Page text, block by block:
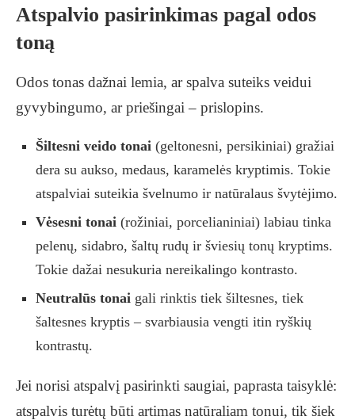
Atspalvio pasirinkimas pagal odos
toną
Odos tonas dažnai lemia, ar spalva suteiks veidui
gyvybingumo, ar priešingai – prislopins.
Šiltesni veido tonai (geltonesni, persikiniai) gražiai
dera su aukso, medaus, karamelės kryptimis. Tokie
atspalviai suteikia švelnumo ir natūralaus švytėjimo.
Vėsesni tonai (rožiniai, porcelianiniai) labiau tinka
pelenų, sidabro, šaltų rudų ir šviesių tonų kryptims.
Tokie dažai nesukuria nereikalingo kontrasto.
Neutralūs tonai gali rinktis tiek šiltesnes, tiek
šaltesnes kryptis – svarbiausia vengti itin ryškių
kontrastų.
Jei norisi atspalvį pasirinkti saugiai, paprasta taisyklė:
atspalvis turėtų būti artimas natūraliam tonui, tik šiek